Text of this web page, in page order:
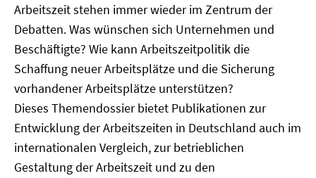
Arbeitszeit stehen immer wieder im Zentrum der
Debatten. Was wünschen sich Unternehmen und
Beschäftigte? Wie kann Arbeitszeitpolitik die
Schaffung neuer Arbeitsplätze und die Sicherung
vorhandener Arbeitsplätze unterstützen?
Dieses Themendossier bietet Publikationen zur
Entwicklung der Arbeitszeiten in Deutschland auch im
internationalen Vergleich, zur betrieblichen
Gestaltung der Arbeitszeit und zu den